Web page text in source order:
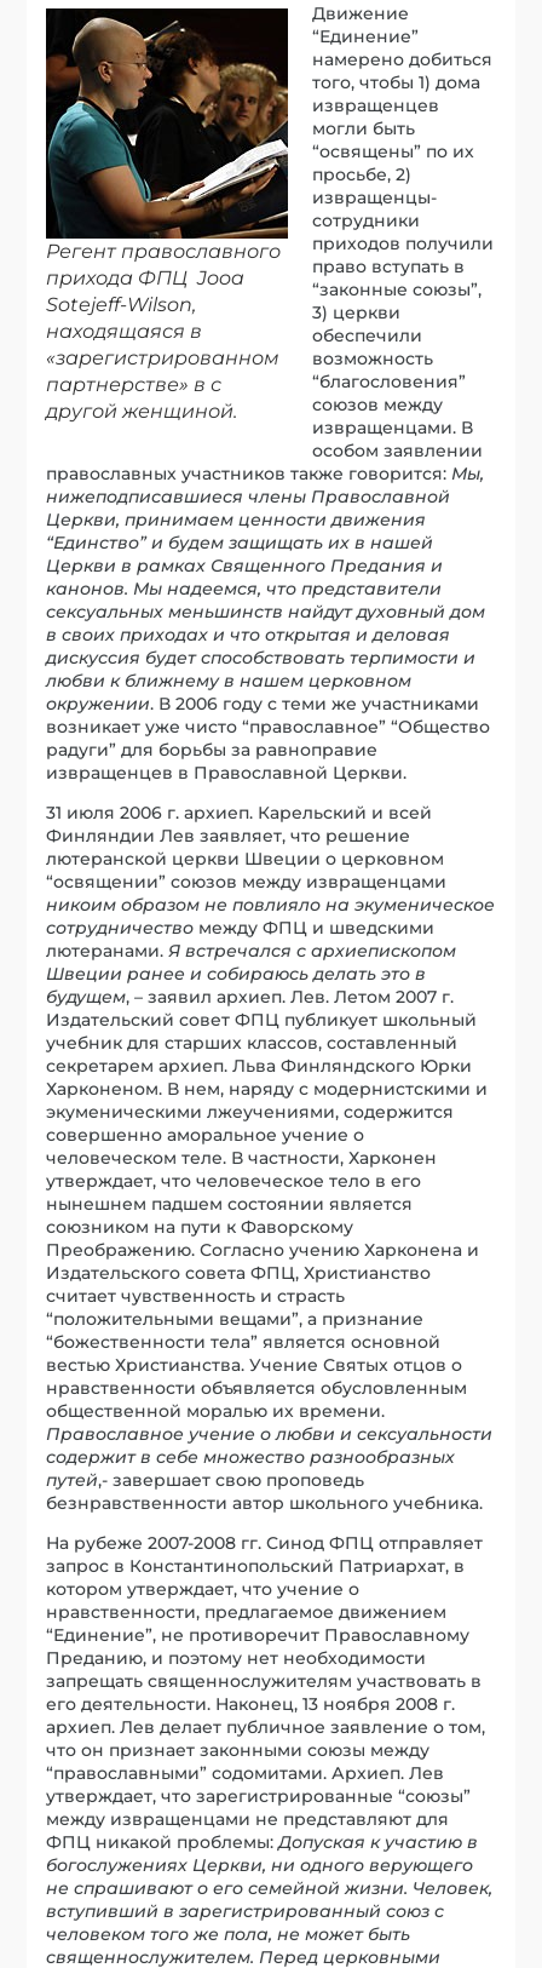
Регент православного
прихода ФПЦ Jooa
Sotejeff-Wilson,
находящаяся в
«зарегистрированном
партнерстве» в с
другой женщиной.
Движение
“Единение”
намерено добиться
того, чтобы 1) дома
извращенцев
могли быть
“освящены” по их
просьбе, 2)
извращенцы-
сотрудники
приходов получили
право вступать в
“законные союзы”,
3) церкви
обеспечили
возможность
“благословения”
союзов между
извращенцами. В
особом заявлении
православных участников также говорится: Мы,
нижеподписавшиеся члены Православной
Церкви, принимаем ценности движения
“Единство” и будем защищать их в нашей
Церкви в рамках Священного Предания и
канонов. Мы надеемся, что представители
сексуальных меньшинств найдут духовный дом
в своих приходах и что открытая и деловая
дискуссия будет способствовать терпимости и
любви к ближнему в нашем церковном
окружении. В 2006 году с теми же участниками
возникает уже чисто “православное” “Общество
радуги” для борьбы за равноправие
извращенцев в Православной Церкви.
31 июля 2006 г. архиеп. Карельский и всей
Финляндии Лев заявляет, что решение
лютеранской церкви Швеции о церковном
“освящении” союзов между извращенцами
никоим образом не повлияло на экуменическое
сотрудничество между ФПЦ и шведскими
лютеранами.Я встречался с архиепископом
Швеции ранее и собираюсь делать это в
будущем, – заявил архиеп. Лев. Летом 2007 г.
Издательский совет ФПЦ публикует школьный
учебник для старших классов, составленный
секретарем архиеп. Льва Финляндского Юрки
Харконеном. В нем, наряду с модернистскими и
экуменическими лжеучениями, содержится
совершенно аморальное учение о
человеческом теле. В частности, Харконен
утверждает, что человеческое тело в его
нынешнем падшем состоянии является
союзником на пути к Фаворскому
Преображению. Согласно учению Харконена и
Издательского совета ФПЦ, Христианство
считает чувственность и страсть
“положительными вещами”, а признание
“божественности тела” является основной
вестью Христианства. Учение Святых отцов о
нравственности объявляется обусловленным
общественной моралью их времени.
Православное учение о любви и сексуальности
содержит в себе множество разнообразных
путей,- завершает свою проповедь
безнравственности автор школьного учебника.
На рубеже 2007-2008 гг. Синод ФПЦ отправляет
запрос в Константинопольский Патриархат, в
котором утверждает, что учение о
нравственности, предлагаемое движением
“Единение”, не противоречит Православному
Преданию, и поэтому нет необходимости
запрещать священнослужителям участвовать в
его деятельности. Наконец, 13 ноября 2008 г.
архиеп. Лев делает публичное заявление о том,
что он признает законными союзы между
“православными” содомитами. Архиеп. Лев
утверждает, что зарегистрированные “союзы”
между извращенцами не представляют для
ФПЦ никакой проблемы:Допуская к участию в
богослужениях Церкви, ни одного верующего
не спрашивают о его семейной жизни. Человек,
вступивший в зарегистрированный союз с
человеком того же пола, не может быть
священнослужителем. Перед церковными